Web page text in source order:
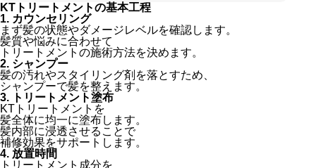
KTトリートメントの基本工程
1. カウンセリング
まず髪の状態やダメージレベルを確認します。
髪質や悩みに合わせて
トリートメントの施術方法を決めます。
2. シャンプー
髪の汚れやスタイリング剤を落とすため、
シャンプーで髪を整えます。
3. トリートメント塗布
KTトリートメントを
髪全体に均一に塗布します。
髪内部に浸透させることで
補修効果をサポートします。
4. 放置時間
トリートメント成分を